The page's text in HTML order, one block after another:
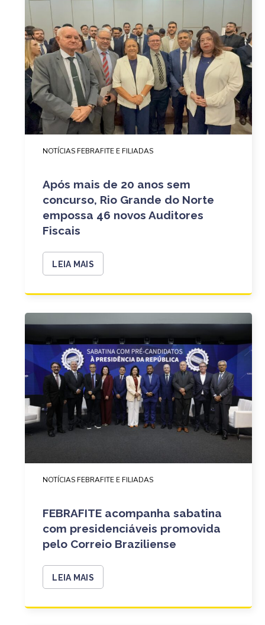
NOTÍCIAS FEBRAFITE E FILIADAS
Após mais de 20 anos sem
concurso, Rio Grande do Norte
empossa 46 novos Auditores
Fiscais
LEIA MAIS
NOTÍCIAS FEBRAFITE E FILIADAS
FEBRAFITE acompanha sabatina
com presidenciáveis promovida
pelo Correio Braziliense
LEIA MAIS